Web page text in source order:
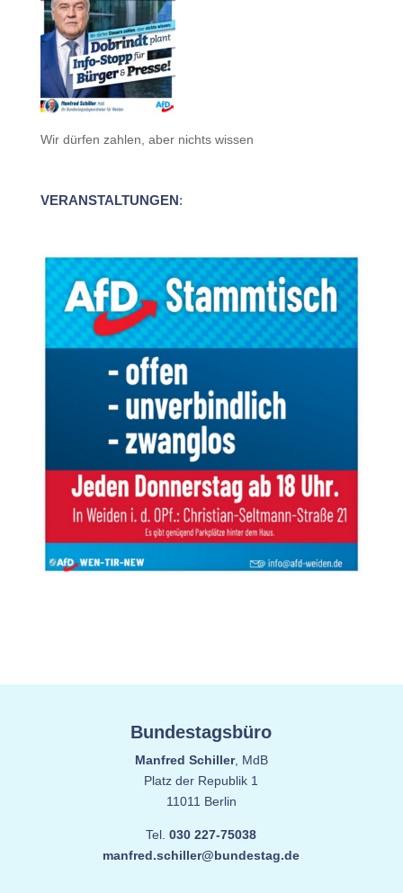
Wir dürfen zahlen, aber nichts wissen
VERANSTALTUNGEN:
Bundestagsbüro
Manfred Schiller, MdB
Platz der Republik 1
11011 Berlin
Tel.030 227-75038
manfred.schiller@bundestag.de